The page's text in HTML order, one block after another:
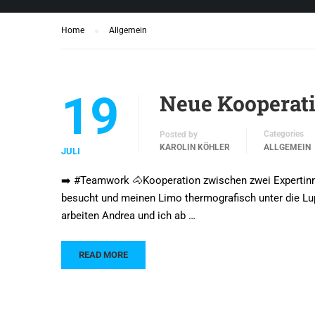
Home Allgemein
19
JULI
Neue
Posted by
KAROLIN KÖHLER
Categories
ALLGEMEIN
➡️ #Teamwork 🐴Kooperation zwischen zwei
besucht und meinen Limo thermografisch unter die
arbeiten Andrea und ich ab …
READ MORE